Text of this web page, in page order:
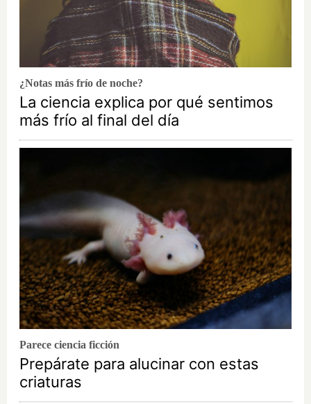
¿Notas más frío de noche?
La ciencia explica por qué sentimos
más frío al final del día
Parece ciencia ficción
Prepárate para alucinar con estas
criaturas